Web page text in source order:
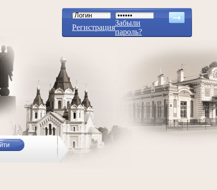
Регистрация
Забыли
пароль?